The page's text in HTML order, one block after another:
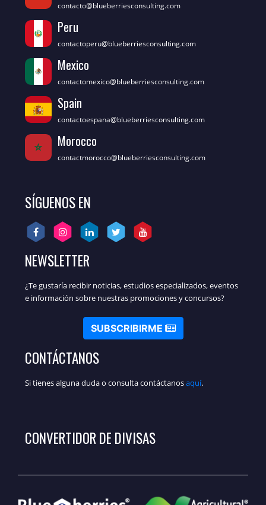
contacto@blueberriesconsulting.com
Peru
contactoperu@blueberriesconsulting.com
Mexico
contactomexico@blueberriesconsulting.com
Spain
contactoespana@blueberriesconsulting.com
Morocco
contactmorocco@blueberriesconsulting.com
SÍGUENOS EN
NEWSLETTER
¿Te gustaría recibir noticias, estudios especializados, eventos
e información sobre nuestras promociones y concursos?
SUBSCRIBIRME
CONTÁCTANOS
Si tienes alguna duda o consulta contáctanosaquí.
CONVERTIDOR DE DIVISAS